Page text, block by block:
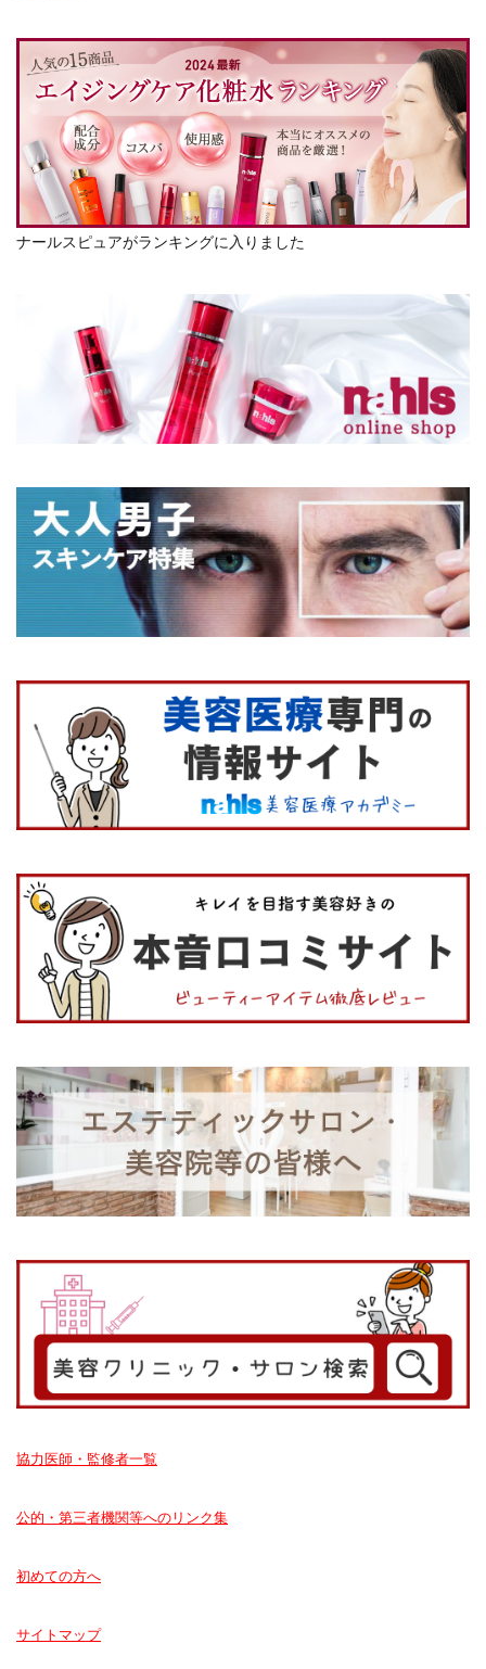
ナールスピュアがランキングに入りました
協力医師・監修者一覧
公的・第三者機関等へのリンク集
初めての方へ
サイトマップ